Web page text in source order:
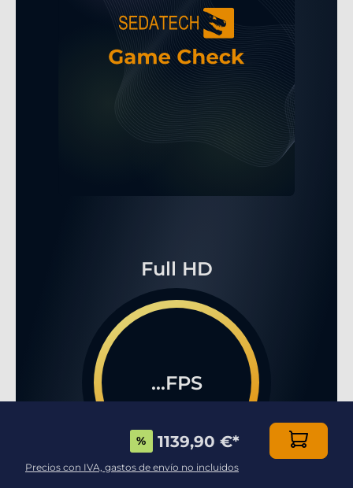
Full HD
...FPS
% 1139,90 €*
Precios con IVA, gastos de envío no incluidos